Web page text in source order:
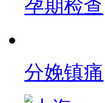
孕期检查
分娩镇痛